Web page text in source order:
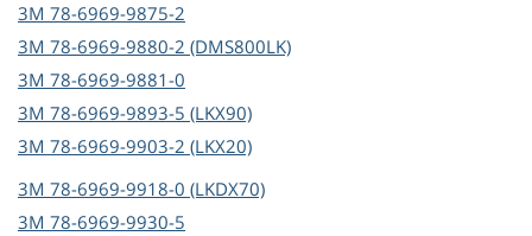
3M 78-6969-9875-2
3M 78-6969-9880-2 (DMS800LK)
3M 78-6969-9881-0
3M 78-6969-9893-5 (LKX90)
3M 78-6969-9903-2 (LKX20)
3M 78-6969-9918-0 (LKDX70)
3M 78-6969-9930-5